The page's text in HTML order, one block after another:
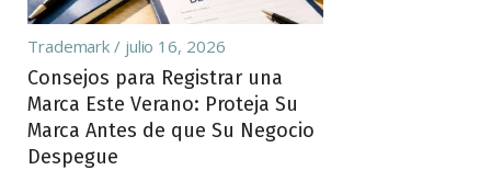
Trademark julio 16, 2026
Consejos para Registrar una
Marca Este Verano: Proteja Su
Marca Antes de que Su Negocio
Despegue